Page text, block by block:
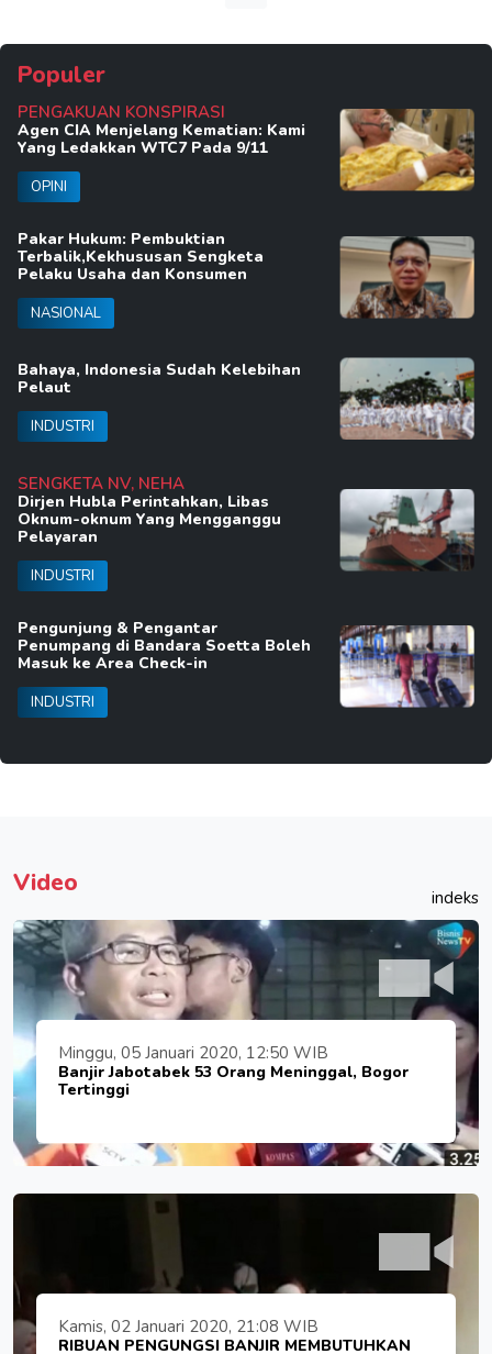
Populer
PENGAKUAN KONSPIRASI
Agen CIA Menjelang Kematian: Kami
Yang Ledakkan WTC7 Pada 9/11
OPINI
Pakar Hukum: Pembuktian
Terbalik,Kekhususan Sengketa
Pelaku Usaha dan Konsumen
NASIONAL
Bahaya, Indonesia Sudah Kelebihan
Pelaut
INDUSTRI
SENGKETA NV, NEHA
Dirjen Hubla Perintahkan, Libas
Oknum-oknum Yang Mengganggu
Pelayaran
INDUSTRI
Pengunjung & Pengantar
Penumpang di Bandara Soetta Boleh
Masuk ke Area Check-in
INDUSTRI
indeks
Video
Minggu, 05 Januari 2020, 12:50 WIB
Banjir Jabotabek 53 Orang Meninggal, Bogor
Tertinggi
Kamis, 02 Januari 2020, 21:08 WIB
RIBUAN PENGUNGSI BANJIR MEMBUTUHKAN